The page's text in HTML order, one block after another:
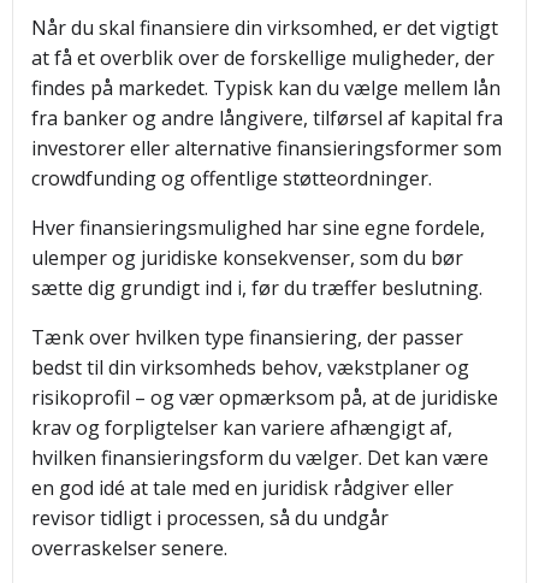
Når du skal finansiere din virksomhed, er det vigtigt
at få et overblik over de forskellige muligheder, der
findes på markedet. Typisk kan du vælge mellem lån
fra banker og andre långivere, tilførsel af kapital fra
investorer eller alternative finansieringsformer som
crowdfunding og offentlige støtteordninger.
Hver finansieringsmulighed har sine egne fordele,
ulemper og juridiske konsekvenser, som du bør
sætte dig grundigt ind i, før du træffer beslutning.
Tænk over hvilken type finansiering, der passer
bedst til din virksomheds behov, vækstplaner og
risikoprofil – og vær opmærksom på, at de juridiske
krav og forpligtelser kan variere afhængigt af,
hvilken finansieringsform du vælger. Det kan være
en god idé at tale med en juridisk rådgiver eller
revisor tidligt i processen, så du undgår
overraskelser senere.